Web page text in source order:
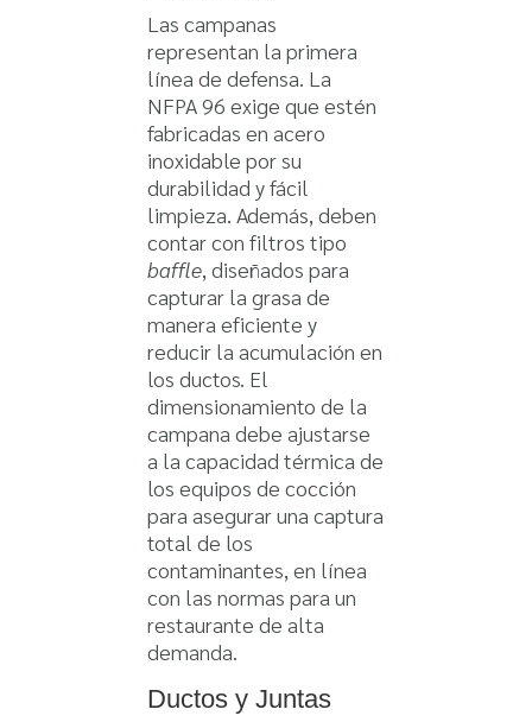
Las campanas
representan la primera
línea de defensa. La
NFPA 96 exige que estén
fabricadas en acero
inoxidable por su
durabilidad y fácil
limpieza. Además, deben
contar con filtros tipo
baffle, diseñados para
capturar la grasa de
manera eficiente y
reducir la acumulación en
los ductos. El
dimensionamiento de la
campana debe ajustarse
a la capacidad térmica de
los equipos de cocción
para asegurar una captura
total de los
contaminantes, en línea
con las normas para un
restaurante de alta
demanda.
Ductos y Juntas